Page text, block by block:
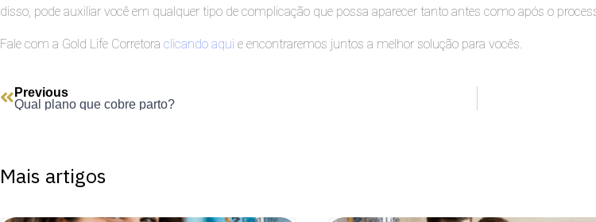
disso, pode auxiliar você em qualquer tipo de complicação que possa aparecer tanto antes como após o
Fale com a Gold Life Corretora clicando aqui e encontraremos juntos a melhor solução para vocês.
Previous
Qual plano que cobre parto?
Mais artigos